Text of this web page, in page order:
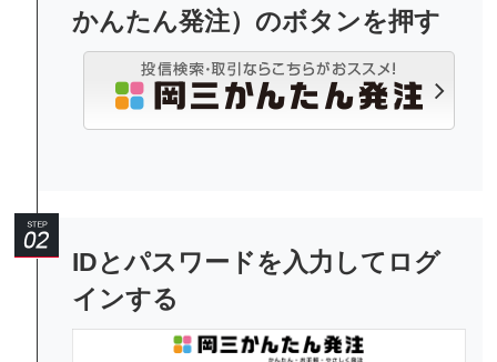
かんたん発注）のボタンを押す
IDとパスワードを入力してログ
インする